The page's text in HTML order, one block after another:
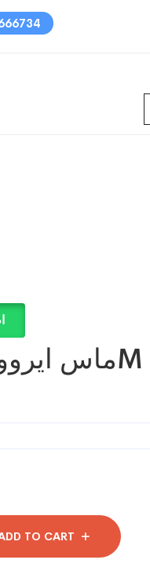
ماس ايرووكر قصير رمادىM
TO CART